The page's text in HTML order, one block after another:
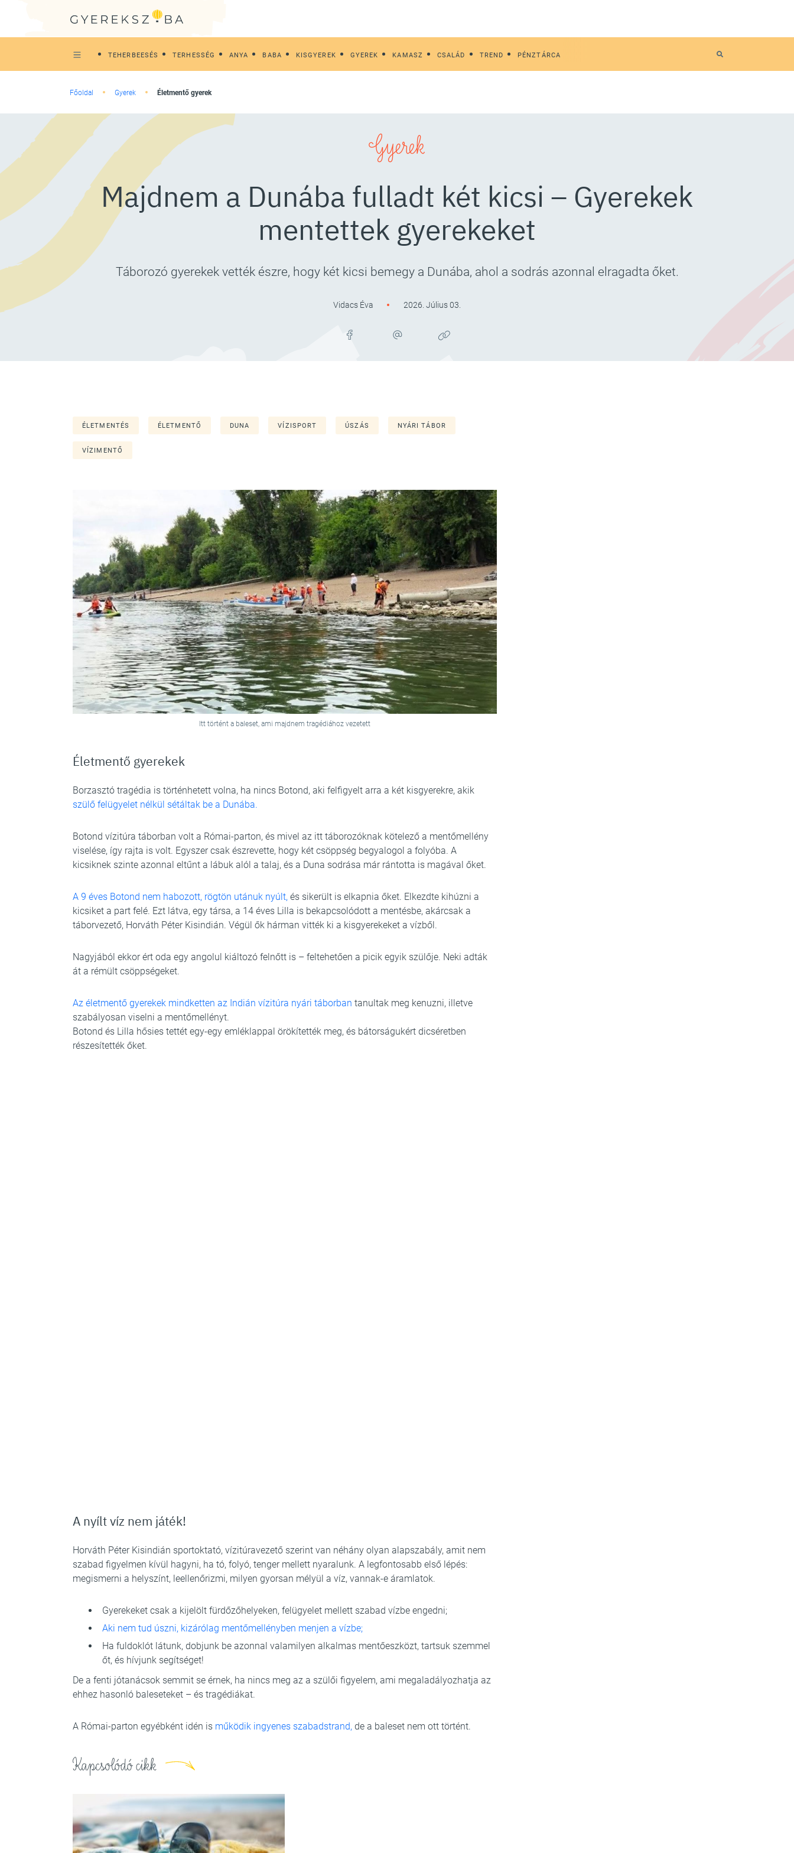
TEHERBEESÉS TERHESSÉG ANYA BABA KISGYEREK GYEREK KAMASZ CSALÁD TREND PÉNZTÁRCA
Főoldal Gyerek Életmentő gyerek
Gyerek
Majdnem a Dunába fulladt két kicsi – Gyerekek
mentettek gyerekeket
Táborozó gyerekek vették észre, hogy két kicsi bemegy a Dunába, ahol a sodrás azonnal elragadta őket.
Vidacs Éva 2026. Július 03.
ÉLETMENTÉS ÉLETMENTŐ DUNA VÍZISPORT ÚSZÁS NYÁRI TÁBOR
VÍZIMENTŐ
Itt történt a baleset, ami majdnem tragédiához vezetett
Életmentő gyerekek
Borzasztó tragédia is történhetett volna, ha nincs Botond, aki felfigyelt arra a két kisgyerekre, akik
szülő felügyelet nélkül sétáltak be a Dunába.
Botond vízitúra táborban volt a Római-parton, és mivel az itt táborozóknak kötelező a mentőmellény
viselése, így rajta is volt. Egyszer csak észrevette, hogy két csöppség begyalogol a folyóba. A
kicsiknek szinte azonnal eltűnt a lábuk alól a talaj, és a Duna sodrása már rántotta is magával őket.
A 9 éves Botond nem habozott, rögtön utánuk nyúlt, és sikerült is elkapnia őket. Elkezdte kihúzni a
kicsiket a part felé. Ezt látva, egy társa, a 14 éves Lilla is bekapcsolódott a mentésbe, akárcsak a
táborvezető, Horváth Péter Kisindián. Végül ők hárman vitték ki a kisgyerekeket a vízből.
Nagyjából ekkor ért oda egy angolul kiáltozó felnőtt is – feltehetően a picik egyik szülője. Neki adták
át a rémült csöppségeket.
Az életmentő gyerekek mindketten az Indián vízitúra nyári táborban tanultak meg kenuzni, illetve
szabályosan viselni a mentőmellényt.
Botond és Lilla hősies tettét egy-egy emléklappal örökítették meg, és bátorságukért dicséretben
részesítették őket.
A nyílt víz nem játék!
Horváth Péter Kisindián sportoktató, vízitúravezető szerint van néhány olyan alapszabály, amit nem
szabad figyelmen kívül hagyni, ha tó, folyó, tenger mellett nyaralunk. A legfontosabb első lépés:
megismerni a helyszínt, leellenőrizmi, milyen gyorsan mélyül a víz, vannak-e áramlatok.
Gyerekeket csak a kijelölt fürdőzőhelyeken, felügyelet mellett szabad vízbe engedni;
Aki nem tud úszni, kizárólag mentőmellényben menjen a vízbe;
Ha fuldoklót látunk, dobjunk be azonnal valamilyen alkalmas mentőeszközt, tartsuk szemmel
őt, és hívjunk segítséget!
De a fenti jótanácsok semmit se érnek, ha nincs meg az a szülői figyelem, ami megaladályozhatja az
ehhez hasonló baleseteket – és tragédiákat.
A Római-parton egyébként idén is működik ingyenes szabadstrand, de a baleset nem ott történt.
Kapcsolódó cikk